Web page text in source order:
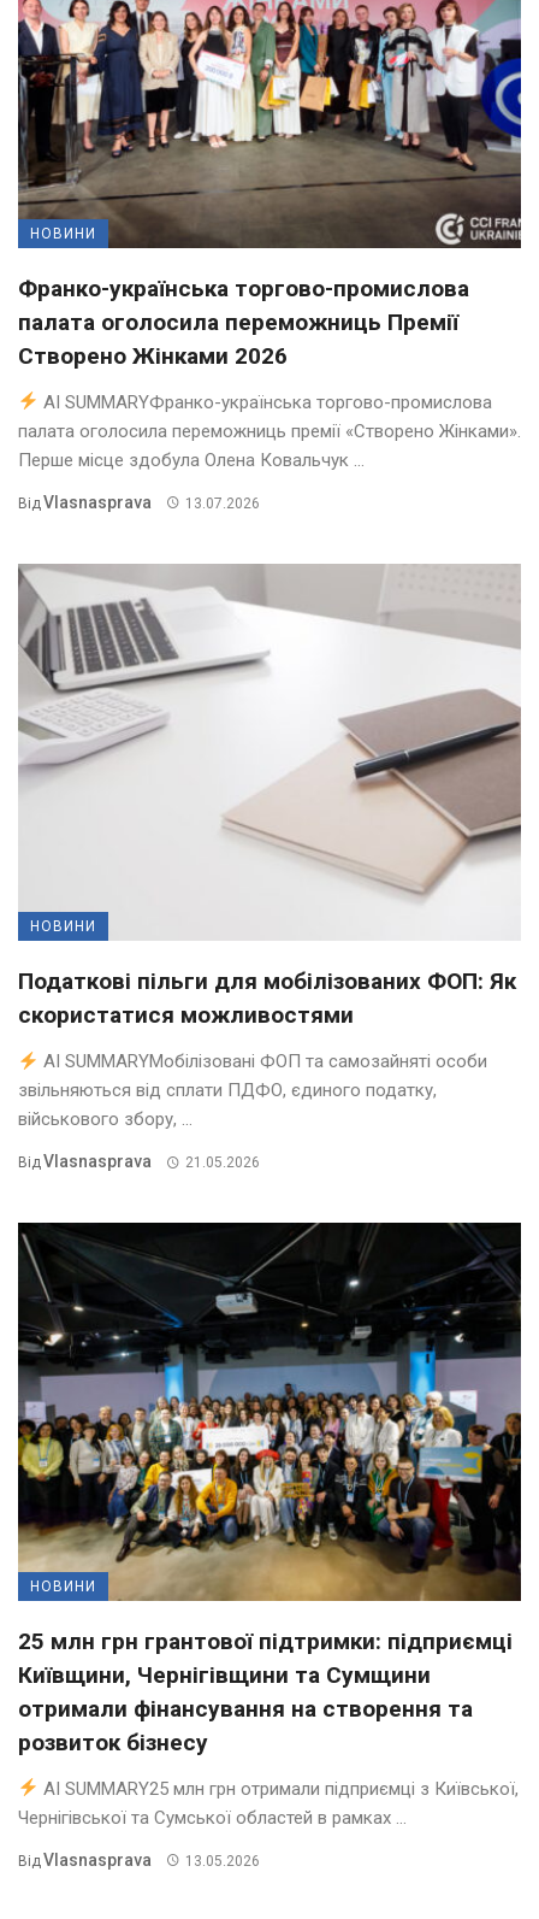
НОВИНИ
Франко-українська торгово-промислова
палата оголосила переможниць Премії
Створено Жінками 2026
AI SUMMARYФранко-українська торгово-промислова
палата оголосила переможниць премії «Створено Жінками».
Перше місце здобула Олена Ковальчук ...
Від Vlasnasprava 13.07.2026
НОВИНИ
Податкові пільги для мобілізованих ФОП: Як
скористатися можливостями
AI SUMMARYМобілізовані ФОП та самозайняті особи
звільняються від сплати ПДФО, єдиного податку,
військового збору, ...
ВідVlasnasprava 21.05.2026
НОВИНИ
25 млн грн грантової підтримки: підприємці
Київщини, Чернігівщини та Сумщини
отримали фінансування на створення та
розвиток бізнесу
AI SUMMARY25 млн грн отримали підприємці з Київської,
Чернігівської та Сумської областей в рамках ...
Від Vlasnasprava 13.05.2026